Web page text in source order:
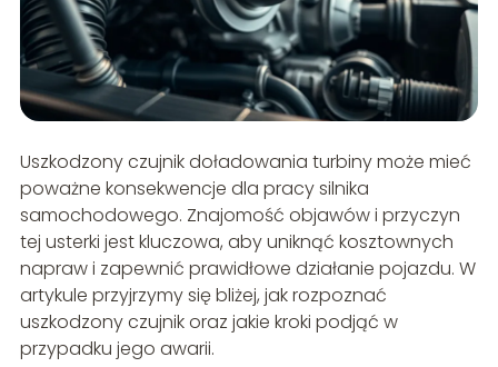
Uszkodzony czujnik doładowania turbiny może mieć
poważne konsekwencje dla pracy silnika
samochodowego. Znajomość objawów i przyczyn
tej usterki jest kluczowa, aby uniknąć kosztownych
napraw i zapewnić prawidłowe działanie pojazdu. W
artykule przyjrzymy się bliżej, jak rozpoznać
uszkodzony czujnik oraz jakie kroki podjąć w
przypadku jego awarii.